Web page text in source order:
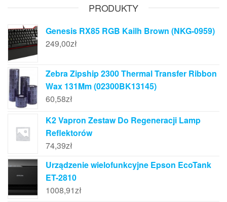
PRODUKTY
Genesis RX85 RGB Kailh Brown (NKG-0959)
249,00zł
Zebra Zipship 2300 Thermal Transfer Ribbon
Wax 131Mm (02300BK13145)
60,58zł
K2 Vapron Zestaw Do Regeneracji Lamp
Reflektorów
74,39zł
Urządzenie wielofunkcyjne Epson EcoTank
ET-2810
1008,91zł